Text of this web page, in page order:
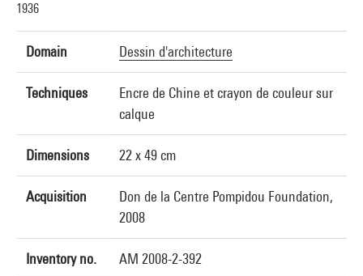
1936
Domain Dessin d'architecture
Techniques
Encre de Chine et crayon de couleur sur
calque
Dimensions 22 x 49 cm
Acquisition
Don de la Centre Pompidou Foundation,
2008
Inventory no. AM 2008-2-392